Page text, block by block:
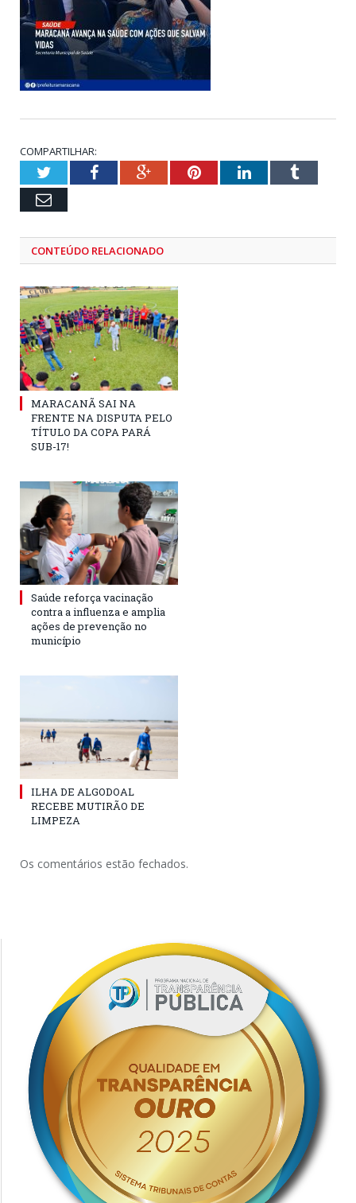
COMPARTILHAR:
TwitterFacebookGoogle+PinterestLinkedInTumblr
Email
CONTEÚDO RELACIONADO
MARACANÃ SAI NA
FRENTE NA DISPUTA PELO
TÍTULO DA COPA PARÁ
SUB-17!
Saúde reforça vacinação
contra a influenza e amplia
ações de prevenção no
município
ILHA DE ALGODOAL
RECEBE MUTIRÃO DE
LIMPEZA
Os comentários estão fechados.